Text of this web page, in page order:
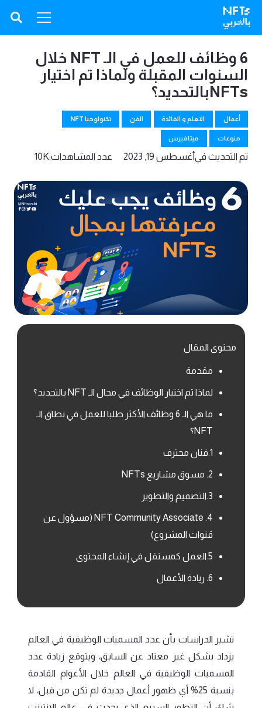
6 وظائف للعمل في الـ NFT خلال
السنوات المقبلة ولماذا تم اختيار
NFTsبالتحديد؟
أعمال التعلم و الفائدة الفن تكنولوجيا NFT
منوعات ميتافيرس
تم التحديث فيأغسطس 19, 2023 عدد المشاهدات:10K
محتوى المقال
مقدمة
لماذا تم اختيار الوظائف في مجال الـ NFT بالتحديد؟
ما هي الـ 6 وظائف الأكثر طلبا للعمل في نطاق الـ
NFT؟
1.فنان محترف
2. مسوق مشاريع NFTs
3.التصميم والتطوير
4. NFT Community Associate (مسؤول عن
قنوات المشروع)
5.العمل كمستقل في إنشاء المحتوى
6. ريادة الأعمال
تشير الدراسات بأن عدد المسميات الوظيفية في العالم
يزداد بشكل غير معتاد عن السابق، ويتوقع زيادة عدد
المسميات الوظيفية في العالم خلال الأعوام القادمة
بنسبة 25% أي ظهور أعمال جديدة لم تكن من قبل، لا